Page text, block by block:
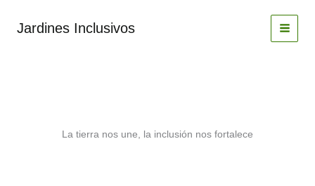
Jardines Inclusivos
La tierra nos une, la inclusión nos fortalece